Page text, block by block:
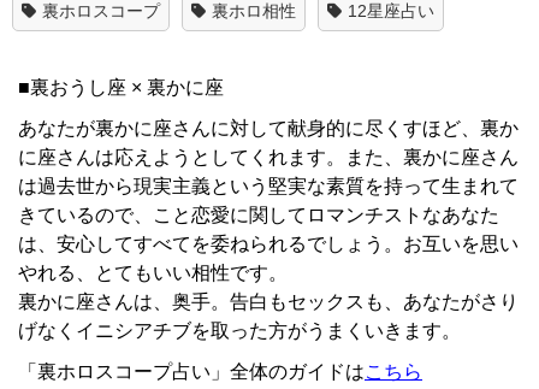
裏ホロスコープ 裏ホロ相性 12星座占い
■裏おうし座 × 裏かに座
あなたが裏かに座さんに対して献身的に尽くすほど、裏か
に座さんは応えようとしてくれます。また、裏かに座さん
は過去世から現実主義という堅実な素質を持って生まれて
きているので、こと恋愛に関してロマンチストなあなた
は、安心してすべてを委ねられるでしょう。お互いを思い
やれる、とてもいい相性です。
裏かに座さんは、奥手。告白もセックスも、あなたがさり
げなくイニシアチブを取った方がうまくいきます。
「裏ホロスコープ占い」全体のガイドはこちら